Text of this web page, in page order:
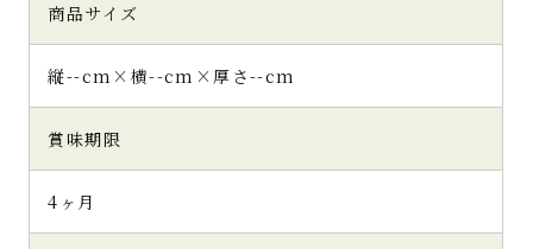
商品サイズ
縦--cm×横--cm×厚さ--cm
賞味期限
4ヶ月